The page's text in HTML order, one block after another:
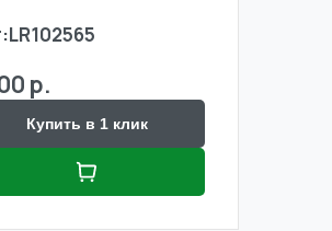
LR102565
р.
Купить в 1 клик